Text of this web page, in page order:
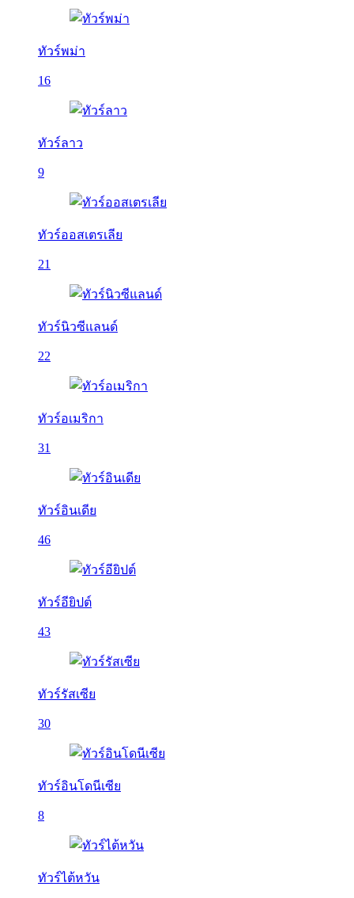
ทัวร์พม่า
16
ทัวร์ลาว
9
ทัวร์ออสเตรเลีย
21
ทัวร์นิวซีแลนด์
22
ทัวร์อเมริกา
31
ทัวร์อินเดีย
46
ทัวร์อียิปต์
43
ทัวร์รัสเซีย
30
ทัวร์อินโดนีเซีย
8
ทัวร์ไต้หวัน